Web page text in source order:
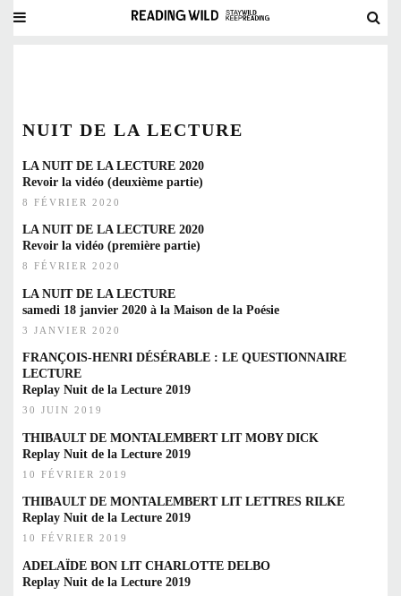
NUIT DE LA LECTURE
LA NUIT DE LA LECTURE 2020
Revoir la vidéo (deuxième partie)
8 FÉVRIER 2020
LA NUIT DE LA LECTURE 2020
Revoir la vidéo (première partie)
8 FÉVRIER 2020
LA NUIT DE LA LECTURE
samedi 18 janvier 2020 à la Maison de la Poésie
3 JANVIER 2020
FRANÇOIS-HENRI DÉSÉRABLE : LE QUESTIONNAIRE
LECTURE
Replay Nuit de la Lecture 2019
30 JUIN 2019
THIBAULT DE MONTALEMBERT LIT MOBY DICK
Replay Nuit de la Lecture 2019
10 FÉVRIER 2019
THIBAULT DE MONTALEMBERT LIT LETTRES RILKE
Replay Nuit de la Lecture 2019
10 FÉVRIER 2019
ADELAÏDE BON LIT CHARLOTTE DELBO
Replay Nuit de la Lecture 2019